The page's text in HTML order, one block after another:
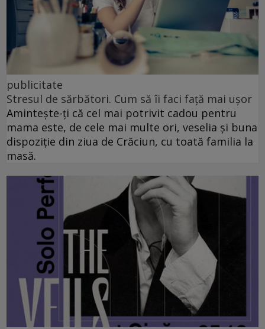
publicitate
Stresul de sărbători. Cum să îi faci față mai ușor
Amintește-ți că cel mai potrivit cadou pentru
mama este, de cele mai multe ori, veselia și buna
dispoziție din ziua de Crăciun, cu toată familia la
masă.